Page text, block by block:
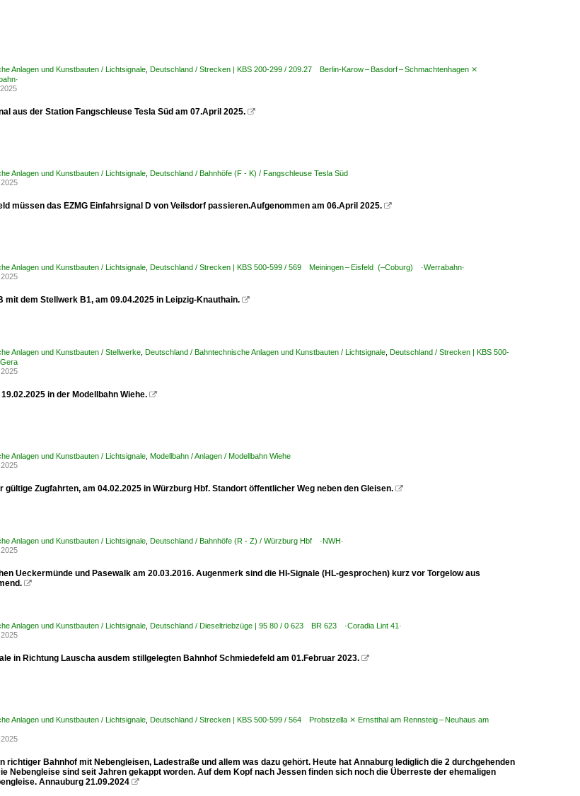
Anlagen und Kunstbauten / Lichtsignale Deutschland / Strecken | KBS 200-299 / 209.27 Berlin-Karow – Basdorf – Schmachtenhagen ⨯
aus der Station Fangschleuse Tesla Süd am 07.April 2025. 
Anlagen und Kunstbauten / Lichtsignale Deutschland / Bahnhöfe (F - K) / Fangschleuse Tesla Süd
müssen das EZMG Einfahrsignal D von Veilsdorf passieren.Aufgenommen am 06.April 2025. 
Anlagen und Kunstbauten / Lichtsignale Deutschland / Strecken | KBS 500-599 / 569 Meiningen – Eisfeld (–Coburg) ·Werrabahn·
mit dem Stellwerk B1, am 09.04.2025 in Leipzig-Knauthain. 
Anlagen und Kunstbauten / Stellwerke Deutschland / Bahntechnische Anlagen und Kunstbauten / Lichtsignale Deutschland / Strecken | KBS 500-
in der Modellbahn Wiehe. 
Anlagen und Kunstbauten / Lichtsignale Modellbahn / Anlagen / Modellbahn Wiehe
gültige Zugfahrten, am 04.02.2025 in Würzburg Hbf. Standort öffentlicher Weg neben den Gleisen. 
Anlagen und Kunstbauten / Lichtsignale Deutschland / Bahnhöfe (R - Z) / Würzburg Hbf ·NWH·
Ueckermünde und Pasewalk am 20.03.2016. Augenmerk sind die HI-Signale (HL-gesprochen) kurz vor Torgelow aus

Anlagen und Kunstbauten / Lichtsignale Deutschland / Dieseltriebzüge | 95 80 / 0 623 BR 623 ·Coradia Lint 41·
in Richtung Lauscha ausdem stillgelegten Bahnhof Schmiedefeld am 01.Februar 2023. 
Anlagen und Kunstbauten / Lichtsignale Deutschland / Strecken | KBS 500-599 / 564 Probstzella ⨯ Ernstthal am Rennsteig – Neuhaus am
richtiger Bahnhof mit Nebengleisen, Ladestraße und allem was dazu gehört. Heute hat Annaburg lediglich die 2 durchgehenden
Nebengleise sind seit Jahren gekappt worden. Auf dem Kopf nach Jessen finden sich noch die Überreste der ehemaligen
Annauburg 21.09.2024 